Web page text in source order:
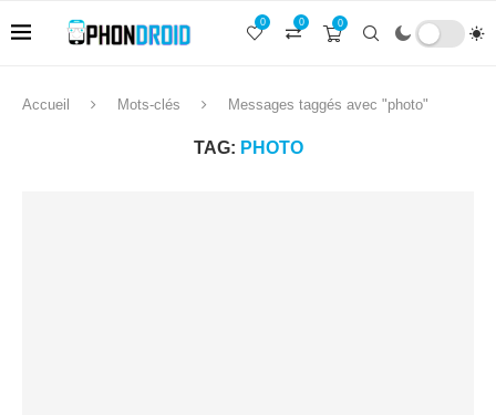
0
0
0
Accueil Mots-clés Messages taggés avec "photo"
TAG: PHOTO